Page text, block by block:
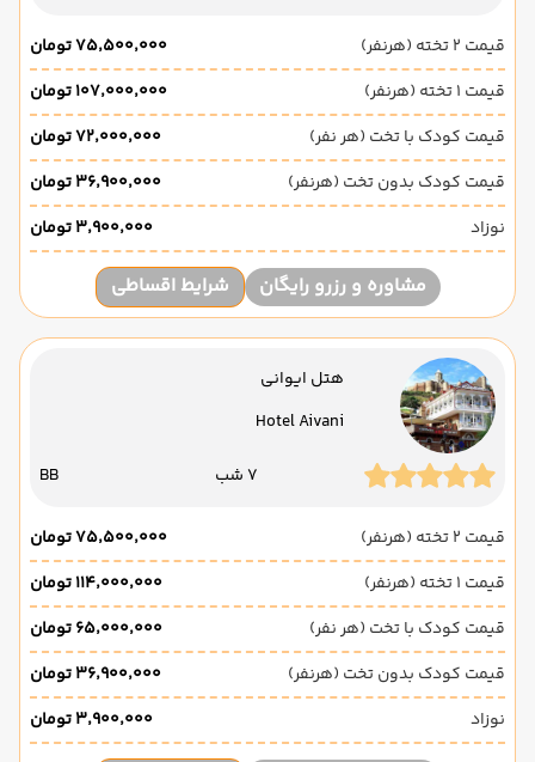
قیمت 2 تخته (هرنفر)
۷۵٬۵۰۰٬۰۰۰ تومان
قیمت 1 تخته (هرنفر)
۱۰۷٬۰۰۰٬۰۰۰ تومان
قیمت کودک با تخت (هر نفر)
۷۲٬۰۰۰٬۰۰۰ تومان
قیمت کودک بدون تخت (هرنفر)
۳۶٬۹۰۰٬۰۰۰ تومان
نوزاد
۳٬۹۰۰٬۰۰۰ تومان
مشاوره و رزرو رایگان شرایط اقساطی
هتل ایوانی
Hotel Aivani
7 شب BB
قیمت 2 تخته (هرنفر)
۷۵٬۵۰۰٬۰۰۰ تومان
قیمت 1 تخته (هرنفر)
۱۱۴٬۰۰۰٬۰۰۰ تومان
قیمت کودک با تخت (هر نفر)
۶۵٬۰۰۰٬۰۰۰ تومان
قیمت کودک بدون تخت (هرنفر)
۳۶٬۹۰۰٬۰۰۰ تومان
نوزاد
۳٬۹۰۰٬۰۰۰ تومان